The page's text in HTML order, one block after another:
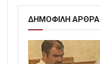
ΔΗΜΟΦΙΛΗ ΑΡΘΡΑ